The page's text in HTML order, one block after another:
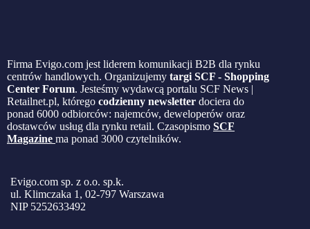
Firma Evigo.com jest liderem komunikacji B2B dla rynku
centrów handlowych. Organizujemy targi SCF - Shopping
Center Forum. Jesteśmy wydawcą portalu SCF News |
Retailnet.pl, którego codzienny newsletter dociera do
ponad 6000 odbiorców: najemców, deweloperów oraz
dostawców usług dla rynku retail. Czasopismo SCF
Magazine ma ponad 3000 czytelników.
Evigo.com sp. z o.o. sp.k.
ul. Klimczaka 1, 02-797 Warszawa
NIP 5252633492